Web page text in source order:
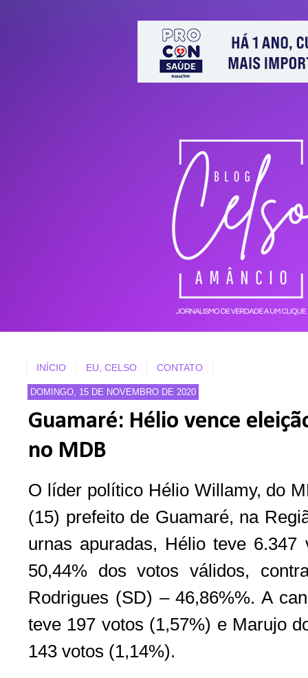
INÍCIO EU, CELSO CONTATO
DOMINGO, 15 DE NOVEMBRO DE 2020
Guamaré: Hélio vence
no MDB
O líder político Hélio Willamy, do
(15) prefeito de Guamaré, na
urnas apuradas, Hélio teve
50,44% dos votos válidos,
Rodrigues (SD) – 46,86%%. A
teve 197 votos (1,57%) e Marujo
143 votos (1,14%).